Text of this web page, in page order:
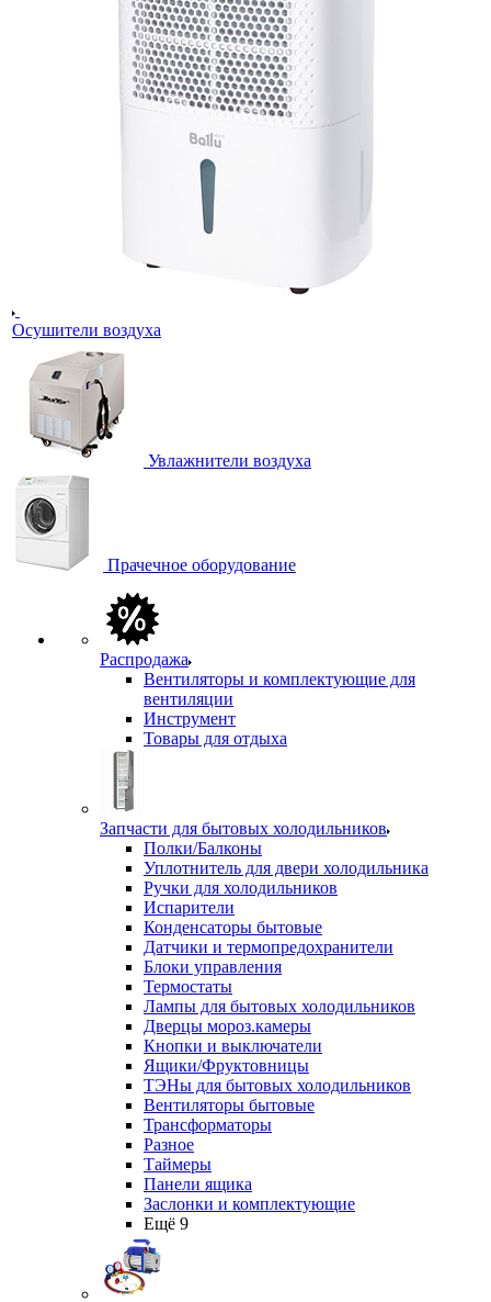
Осушители воздуха
Увлажнители воздуха
Прачечное оборудование
Распродажа
Вентиляторы и комплектующие для
вентиляции
Инструмент
Товары для отдыха
Запчасти для бытовых холодильников
Полки/Балконы
Уплотнитель для двери холодильника
Ручки для холодильников
Испарители
Конденсаторы бытовые
Датчики и термопредохранители
Блоки управления
Термостаты
Лампы для бытовых холодильников
Дверцы мороз.камеры
Кнопки и выключатели
Ящики/Фруктовницы
ТЭНы для бытовых холодильников
Вентиляторы бытовые
Трансформаторы
Разное
Таймеры
Панели ящика
Заслонки и комплектующие
Ещё 9